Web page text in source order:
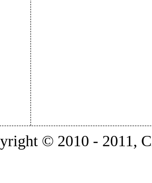
© 2010 - 2011,